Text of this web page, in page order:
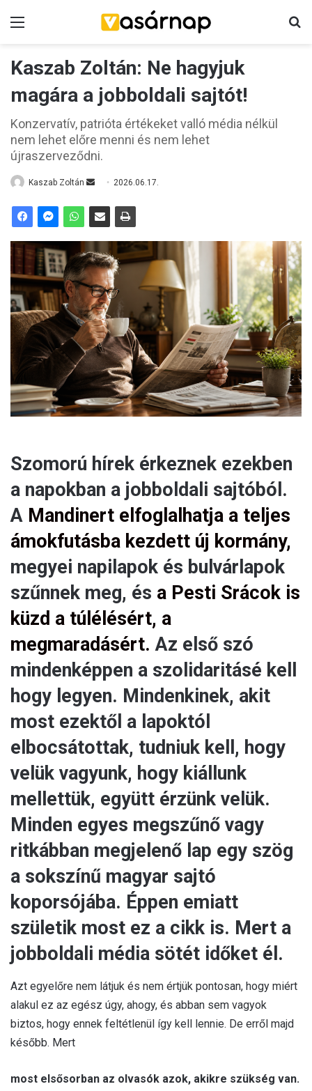
Kaszab Zoltán: Ne hagyjuk
magára a jobboldali sajtót!
Konzervatív, patrióta értékeket valló média nélkül
nem lehet előre menni és nem lehet
újraszerveződni.
Kaszab Zoltán
n
a
n
e
m
a
i
l
2026.06.17.
Szomorú hírek érkeznek ezekben
a napokban a jobboldali sajtóból.
A Mandinert elfoglalhatja a teljes
ámokfutásba kezdett új kormány,
megyei napilapok és bulvárlapok
szűnnek meg, és a Pesti Srácok is
küzd a túlélésért, a
megmaradásért. Az első szó
mindenképpen a szolidaritásé kell
hogy legyen. Mindenkinek, akit
most ezektől a lapoktól
elbocsátottak, tudniuk kell, hogy
velük vagyunk, hogy kiállunk
mellettük, együtt érzünk velük.
Minden egyes megszűnő vagy
ritkábban megjelenő lap egy szög
a sokszínű magyar sajtó
koporsójába. Éppen emiatt
születik most ez a cikk is. Mert a
jobboldali média sötét időket él.
Azt egyelőre nem látjuk és nem értjük pontosan, hogy miért
alakul ez az egész úgy, ahogy, és abban sem vagyok
biztos, hogy ennek feltétlenül így kell lennie. De erről majd
később. Mert
most elsősorban az olvasók azok, akikre szükség van.